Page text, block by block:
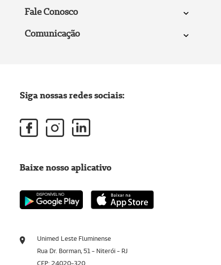
Fale Conosco
Comunicação
Unimed Leste Fluminense
Rua Dr. Borman, 51 - Niterói - RJ
Siga nossas redes sociais:
Baixe nosso aplicativo